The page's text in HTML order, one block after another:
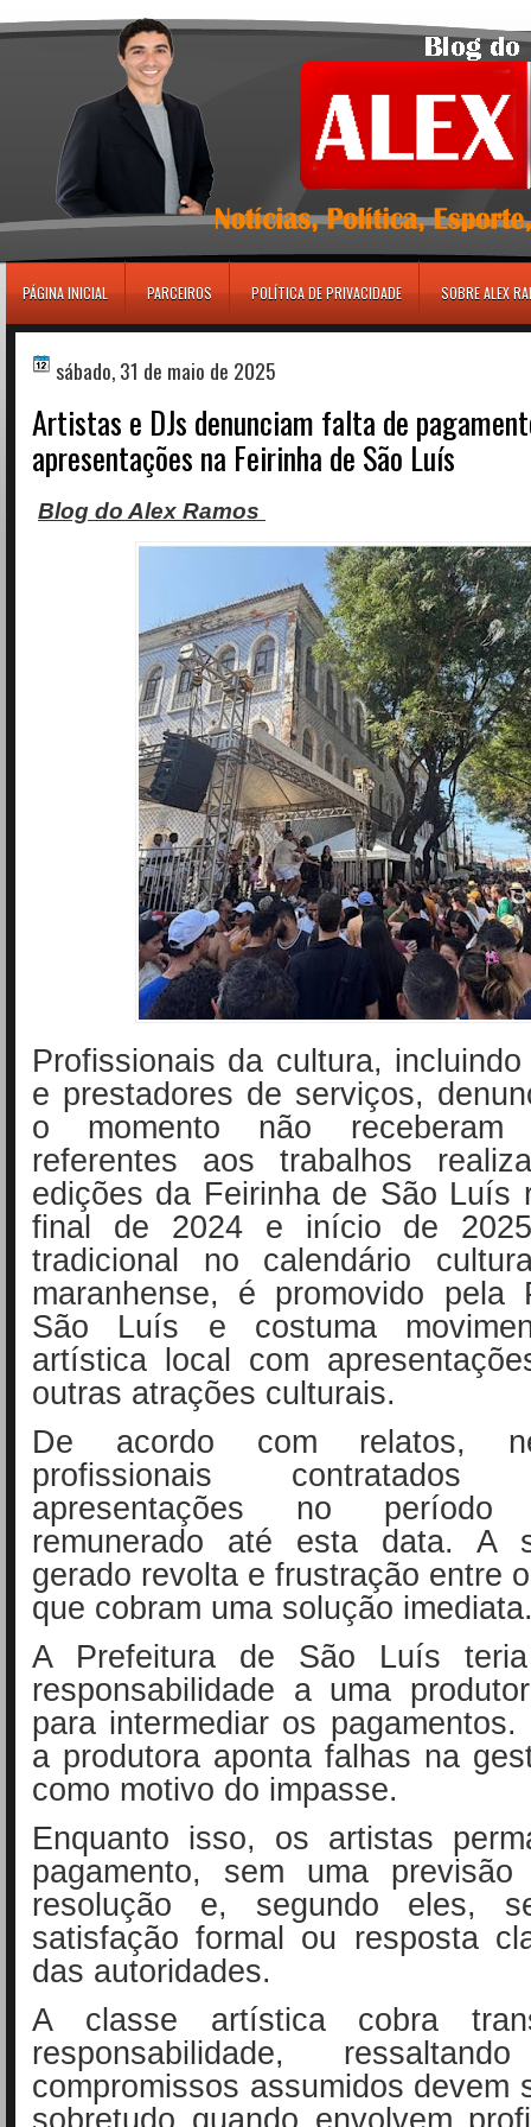
PÁGINA INICIAL PARCEIROS POLÍTICA DE PRIVACIDADE SOBRE ALEX
sábado, 31 de maio de 2025
Artistas e DJs denunciam falta de
apresentações na Feirinha de São Luís
Blog do Alex Ramos
Profissionais da cultura,
e prestadores de serviços,
o momento não
referentes aos trabalhos
edições da Feirinha de São Luís
final de 2024 e início de
tradicional no calendário
maranhense, é promovido pela
São Luís e costuma
artística local com
outras atrações culturais.
De acordo com relatos,
profissionais
apresentações no
remunerado até esta data. A
gerado revolta e frustração entre
que cobram uma solução
A Prefeitura de São Luís
responsabilidade a uma
para intermediar os
a produtora aponta falhas na
como motivo do impasse.
Enquanto isso, os artistas
pagamento, sem uma
resolução e, segundo eles,
satisfação formal ou resposta
das autoridades.
A classe artística cobra
responsabilidade,
compromissos assumidos devem
sobretudo quando envolvem